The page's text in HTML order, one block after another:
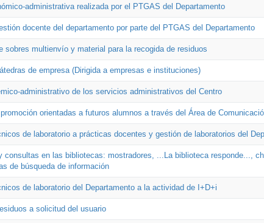
administrativa realizada por el PTGAS del Departamento
docente del departamento por parte del PTGAS del Departamento
sobres multienvío y material para la recogida de residuos
de empresa (Dirigida a empresas e instituciones)
administrativo de los servicios administrativos del Centro
orientadas a futuros alumnos a través del Área de
de laboratorio a prácticas docentes y gestión de laboratorios del
consultas en las bibliotecas: mostradores, ...La biblioteca responde...,
de búsqueda de información
de laboratorio del Departamento a la actividad de I+D+i
a solicitud del usuario